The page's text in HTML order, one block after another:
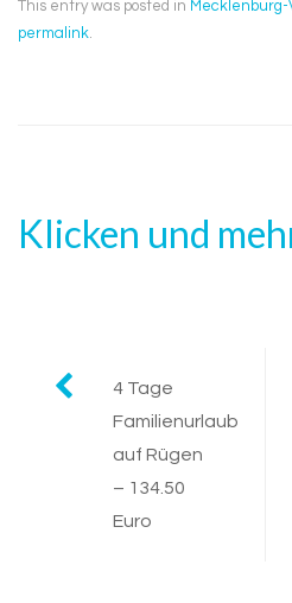
This entry was posted in Mecklenburg-
permalink.
Klicken und
Post
navigation
4 Tage
Familienurlaub
auf Rügen
– 134.50
Euro